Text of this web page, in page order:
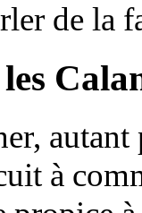
de la
autant
à